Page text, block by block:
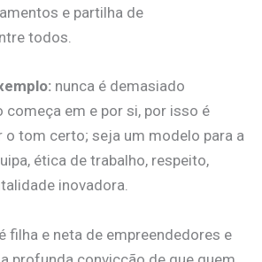
e partilha de
todos.
nunca é demasiado
começa em e por si, por isso é
tom certo; seja um modelo para a
ética de trabalho, respeito,
inovadora.
filha e neta de empreendedores e